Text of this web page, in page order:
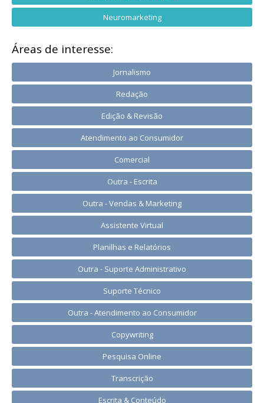
Neuromarketing
Áreas de interesse:
Jornalismo
Redação
Edição & Revisão
Atendimento ao Consumidor
Comercial
Outra - Escrita
Outra - Vendas & Marketing
Assistente Virtual
Planilhas e Relatórios
Outra - Suporte Administrativo
Suporte Técnico
Outra - Atendimento ao Consumidor
Copywriting
Pesquisa Online
Transcrição
Escrita & Conteúdo